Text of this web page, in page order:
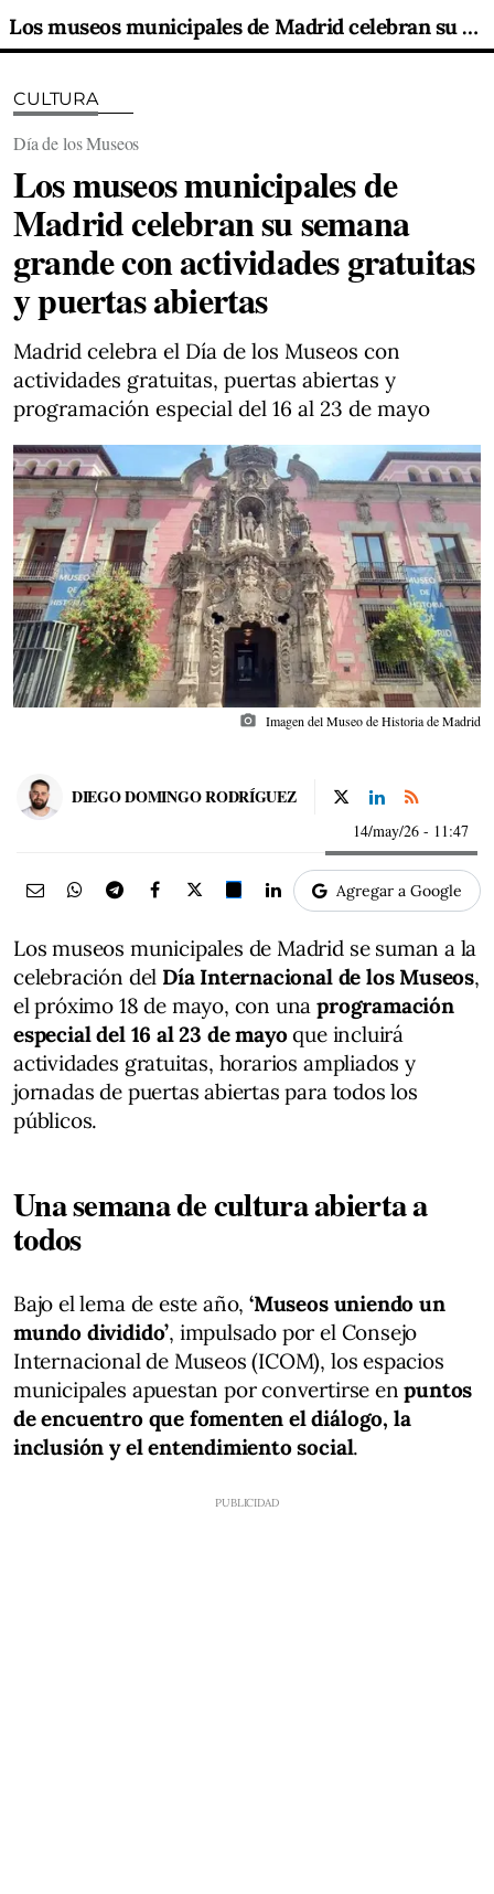
Los museos municipales de Madrid celebran su semana grande con actividades gratuitas y puertas abiertas
CULTURA
Día de los Museos
Los museos municipales de
Madrid celebran su semana
grande con actividades gratuitas
y puertas abiertas
Madrid celebra el Día de los Museos con
actividades gratuitas, puertas abiertas y
programación especial del 16 al 23 de mayo
photo_camera Imagen del Museo de Historia de Madrid
DIEGO DOMINGO RODRÍGUEZ
14/may/26 - 11:47
Agregar a Google
Los museos municipales de Madrid se suman a la
celebración del Día Internacional de los Museos,
el próximo 18 de mayo, con unaprogramación
especial del 16 al 23 de mayoque incluirá
actividades gratuitas, horarios ampliados y
jornadas de puertas abiertas para todos los
públicos.
Una semana de cultura abierta a
todos
Bajo el lema de este año,‘Museos uniendo un
mundo dividido’, impulsado por el Consejo
Internacional de Museos (ICOM), los espacios
municipales apuestan por convertirse enpuntos
de encuentro que fomenten el diálogo, la
inclusión y el entendimiento social.